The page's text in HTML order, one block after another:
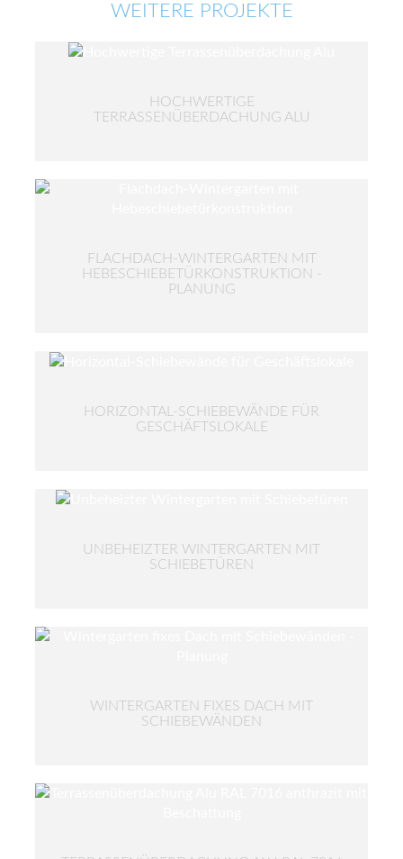
WEITERE PROJEKTE
HOCHWERTIGE
TERRASSENÜBERDACHUNG ALU
FLACHDACH-WINTERGARTEN MIT
HEBESCHIEBETÜRKONSTRUKTION -
PLANUNG
HORIZONTAL-SCHIEBEWÄNDE FÜR
GESCHÄFTSLOKALE
UNBEHEIZTER WINTERGARTEN MIT
SCHIEBETÜREN
WINTERGARTEN FIXES DACH MIT
SCHIEBEWÄNDEN